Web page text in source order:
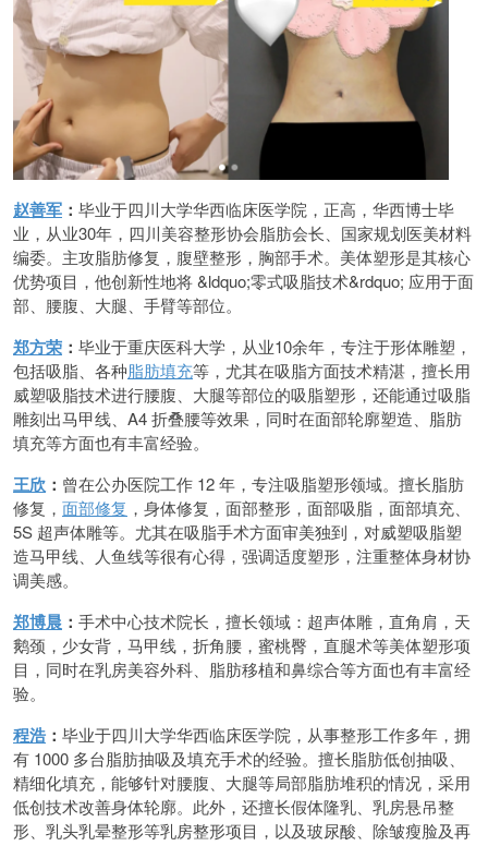
赵善军 ： 毕业于四川大学华西临床医学院，正高，华西博士毕
业，从业30年，四川美容整形协会脂肪会长、国家规划医美材料
编委。主攻脂肪修复，腹壁整形，胸部手术。美体塑形是其核心
优势项目，他创新性地将 &ldquo;零式吸脂技术&rdquo; 应用于面
部、腰腹、大腿、手臂等部位。
郑方荣 ： 毕业于重庆医科大学，从业10余年，专注于形体雕塑，
包括吸脂、各种脂肪填充等，尤其在吸脂方面技术精湛，擅长用
威塑吸脂技术进行腰腹、大腿等部位的吸脂塑形，还能通过吸脂
雕刻出马甲线、A4 折叠腰等效果，同时在面部轮廓塑造、脂肪
填充等方面也有丰富经验。
王欣 ： 曾在公办医院工作 12 年，专注吸脂塑形领域。擅长脂肪
修复， 面部修复 ，身体修复，面部整形，面部吸脂，面部填充、
5S 超声体雕等。尤其在吸脂手术方面审美独到，对威塑吸脂塑
造马甲线、人鱼线等很有心得，强调适度塑形，注重整体身材协
调美感。
郑博晨 ： 手术中心技术院长，擅长领域：超声体雕，直角肩，天
鹅颈，少女背，马甲线，折角腰，蜜桃臀，直腿术等美体塑形项
目，同时在乳房美容外科、脂肪移植和鼻综合等方面也有丰富经
验。
程浩 ： 毕业于四川大学华西临床医学院，从事整形工作多年，拥
有 1000 多台脂肪抽吸及填充手术的经验。擅长脂肪低创抽吸、
精细化填充，能够针对腰腹、大腿等局部脂肪堆积的情况，采用
低创技术改善身体轮廓。此外，还擅长假体隆乳、乳房悬吊整
形、乳头乳晕整形等乳房整形项目，以及玻尿酸、除皱瘦脸及再